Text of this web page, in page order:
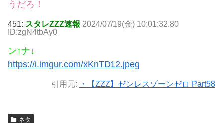
うだろ！
451: スタレZZZ速報 2024/07/19(金) 10:01:32.80
ID:zgN4tbAy0
ン↑ナ↓
https://i.imgur.com/xKnTD12.jpeg
引用元: ・【ZZZ】ゼンレスゾーンゼロ Part58
ネタ